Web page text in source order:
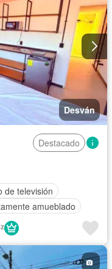
Desván
Destacado
de televisión
amueblado